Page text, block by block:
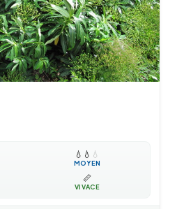
💧 💧 💧
MOYEN
📏
VIVACE